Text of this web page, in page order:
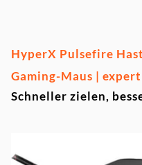
HyperX Pulsefire
Gaming-Maus | expert
Schneller zielen,